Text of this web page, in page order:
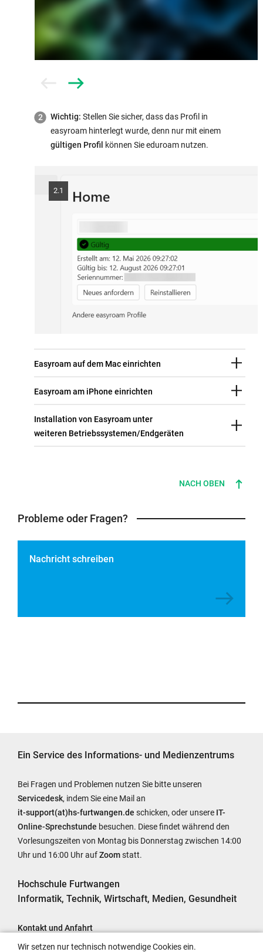
Next
Wichtig: Stellen Sie sicher, dass das Profil in
easyroam hinterlegt wurde, denn nur mit einem
gültigen Profil können Sie eduroam nutzen.
2.1
Easyroam auf dem Mac einrichten
Easyroam am iPhone einrichten
Installation von Easyroam unter
weiteren Betriebssystemen/Endgeräten
NACH OBEN
Probleme oder Fragen?
Nachricht schreiben
Ein Service des Informations- und Medienzentrums
Bei Fragen und Problemen nutzen Sie bitte unseren
Servicedesk, indem Sie eine Mail an
it-support(at)hs-furtwangen.de schicken, oder unsere IT-
Online-Sprechstunde besuchen. Diese findet während den
Vorlesungszeiten von Montag bis Donnerstag zwischen 14:00
Uhr und 16:00 Uhr aufZoomstatt.
Hochschule Furtwangen
Informatik, Technik, Wirtschaft, Medien, Gesundheit
Kontakt und Anfahrt
Impressum
Wir setzen nur technisch notwendige Cookies ein.